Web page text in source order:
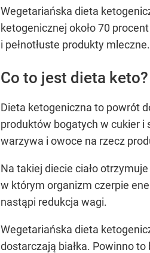
Wegetariańska dieta
ketogenicznej około 70
i pełnotłuste produkty mleczne.
Co to jest dieta keto?
Dieta ketogeniczna to powrót
produktów bogatych w cukier i
warzywa i owoce na rzecz
Na takiej diecie ciało
w którym organizm czerpie
nastąpi redukcja wagi.
Wegetariańska dieta
dostarczają białka. Powinno